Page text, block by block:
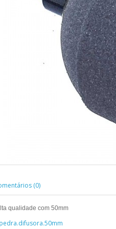
(0)
qualidade com 50mm